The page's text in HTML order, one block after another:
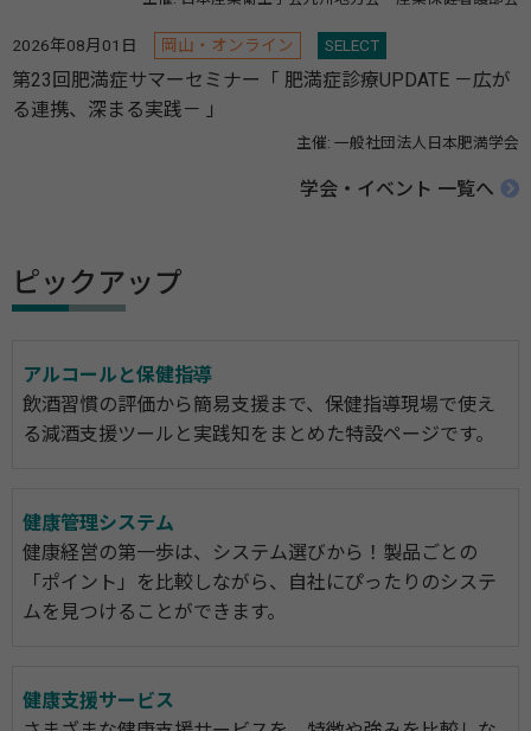
2026年08月01日 岡山・オンライン SELECT
第23回肥満症サマーセミナー「 肥満症診療UPDATE －広が
る連携、深まる実践－ 」
主催: 一般社団法人日本肥満学会
学会・イベント 一覧へ
ピックアップ
アルコールと保健指導
飲酒習慣の評価から簡易支援まで、保健指導現場で使え
る減酒支援ツールと実践知をまとめた特設ページです。
健康管理システム
健康経営の第一歩は、システム選びから！製品ごとの
「ポイント」を比較しながら、自社にぴったりのシステ
ムを見つけることができます。
健康支援サービス